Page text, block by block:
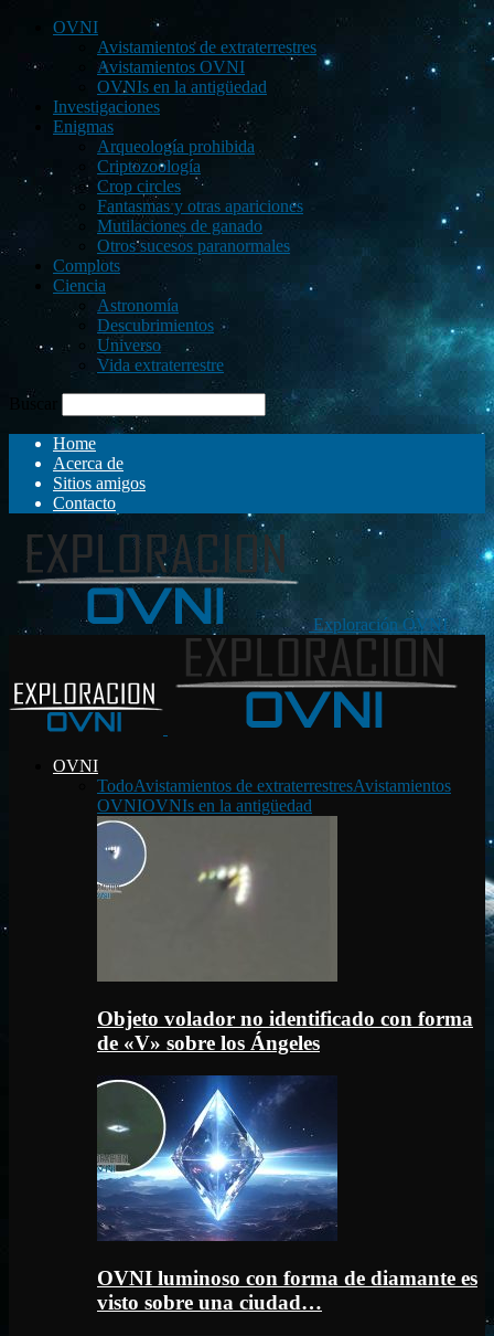
OVNI
Avistamientos de extraterrestres
Avistamientos OVNI
OVNIs en la antigüedad
Investigaciones
Enigmas
Arqueología prohibida
Criptozoología
Crop circles
Fantasmas y otras apariciones
Mutilaciones de ganado
Otros sucesos paranormales
Complots
Ciencia
Astronomía
Descubrimientos
Universo
Vida extraterrestre
Buscar
Home
Acerca de
Sitios amigos
Contacto
Exploración OVNI
OVNI
TodoAvistamientos de extraterrestresAvistamientos
OVNIOVNIs en la antigüedad
Objeto volador no identificado con forma
de «V» sobre los Ángeles
OVNI luminoso con forma de diamante es
visto sobre una ciudad…